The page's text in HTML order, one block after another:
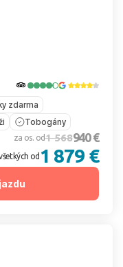
zdarma
Tobogány
za os. od1 568940 €
od 1 879 €